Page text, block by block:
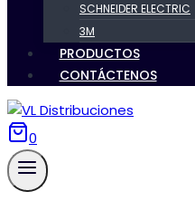
SCHNEIDER ELECTRIC
3M
PRODUCTOS
CONTÁCTENOS
0